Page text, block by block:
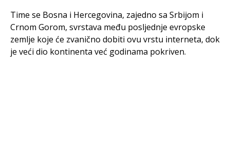
Time se Bosna i Hercegovina, zajedno sa Srbijom i
Crnom Gorom, svrstava među posljednje evropske
zemlje koje će zvanično dobiti ovu vrstu interneta, dok
je veći dio kontinenta već godinama pokriven.